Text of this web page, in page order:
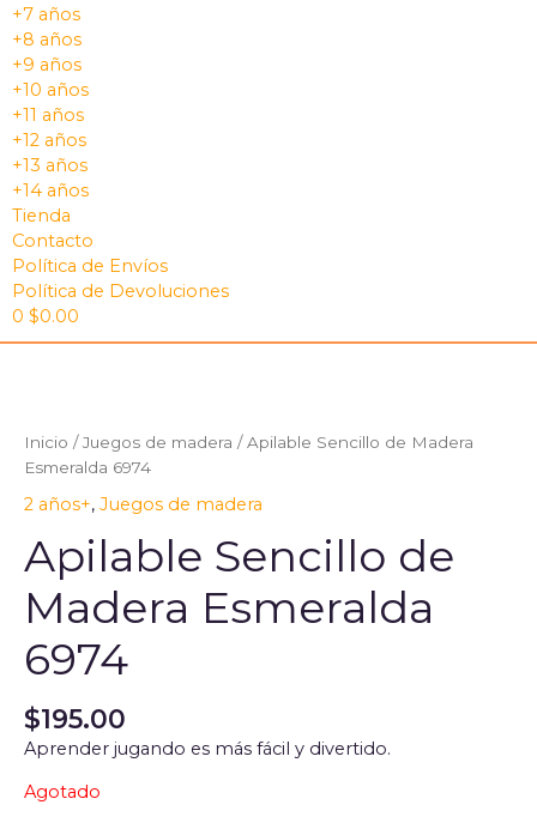
+7 años
+8 años
+9 años
+10 años
+11 años
+12 años
+13 años
+14 años
Tienda
Contacto
Política de Envíos
Política de Devoluciones
0 $0.00
Inicio /Juegos de madera / Apilable Sencillo de Madera
Esmeralda 6974
2 años+, Juegos de madera
Apilable Sencillo de
Madera Esmeralda
6974
$195.00
Aprender jugando es más fácil y divertido.
Agotado